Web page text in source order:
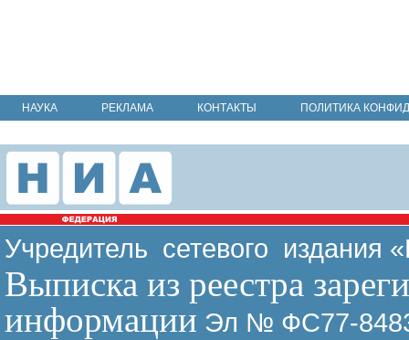
НАУКА РЕКЛАМА КОНТАКТЫ ПОЛИТИКА
Учредитель сетевого издания
Выписка из реестра
информации Эл № ФС77-